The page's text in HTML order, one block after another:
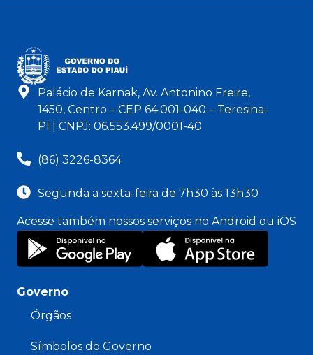
Palácio de Karnak, Av. Antonino Freire,
1450, Centro – CEP 64.001-040 – Teresina-
PI | CNPJ: 06.553.499/0001-40
(86) 3226-8364
Segunda a sexta-feira de 7h30 às 13h30
Acesse também nossos serviços no Android ou iOS
Governo
Órgãos
Símbolos do Governo